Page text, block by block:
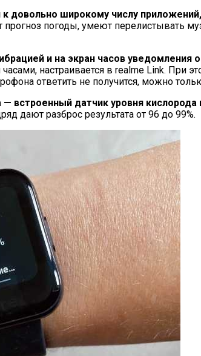
довольно широкому числу
погоды, умеют перелистывать
и на экран часов уведомления
настраивается в realme Link. При
ответить не получится, можно
встроенный датчик уровня кислорода
дают разброс результата от 96 до 99%.